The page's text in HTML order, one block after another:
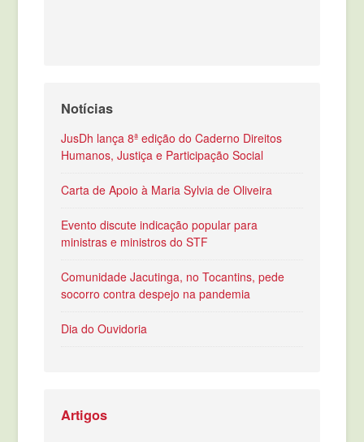
Notícias
JusDh lança 8ª edição do Caderno Direitos
Humanos, Justiça e Participação Social
Carta de Apoio à Maria Sylvia de Oliveira
Evento discute indicação popular para
ministras e ministros do STF
Comunidade Jacutinga, no Tocantins, pede
socorro contra despejo na pandemia
Dia do Ouvidoria
Artigos